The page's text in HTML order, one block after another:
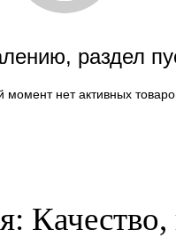
раздел
момент нет активных